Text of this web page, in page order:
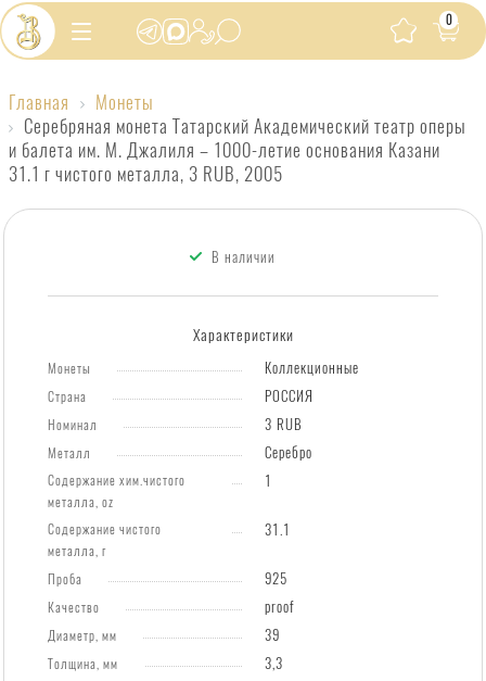
0
Серебряная
монета
Татарский
Академический
оперы
балета
им.
Джалиля
1000-
летие
основания
Казани
31.1
Главная
Монеты
Серебряная монета Татарский Академический театр оперы
и балета им. М. Джалиля – 1000-летие основания Казани
31.1 г чистого металла, 3 RUB, 2005
В наличии
Характеристики
Монеты Коллекционные
Страна РОССИЯ
Номинал 3 RUB
Металл Серебро
Содержание хим.чистого
металла, oz
1
Содержание чистого
металла, г
31.1
Проба 925
Качество proof
Диаметр, мм 39
Толщина, мм 3,3